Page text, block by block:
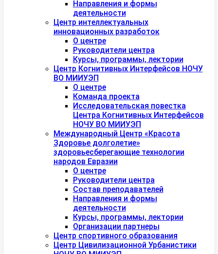
Направления и формы
деятельности
Центр интеллектуальных
инновационных разработок
О центре
Руководители центра
Курсы, программы, лектории
Центр Когнитивных Интерфейсов НОЧУ
ВО МИИУЭП
О центре
Команда проекта
Исследовательская повестка
Центра Когнитивных Интерфейсов
НОЧУ ВО МИИУЭП
Международный Центр «Красота
Здоровье долголетие»
здоровьесберегающие технологии
народов Евразии
О центре
Руководители центра
Состав преподавателей
Направления и формы
деятельности
Курсы, программы, лектории
Организации партнеры
Центр спортивного образования
Центр Цивилизационной Урбанистики